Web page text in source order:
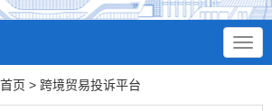
首页 > 跨境贸易投诉平台